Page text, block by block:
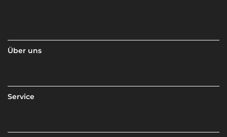
Über uns
Service